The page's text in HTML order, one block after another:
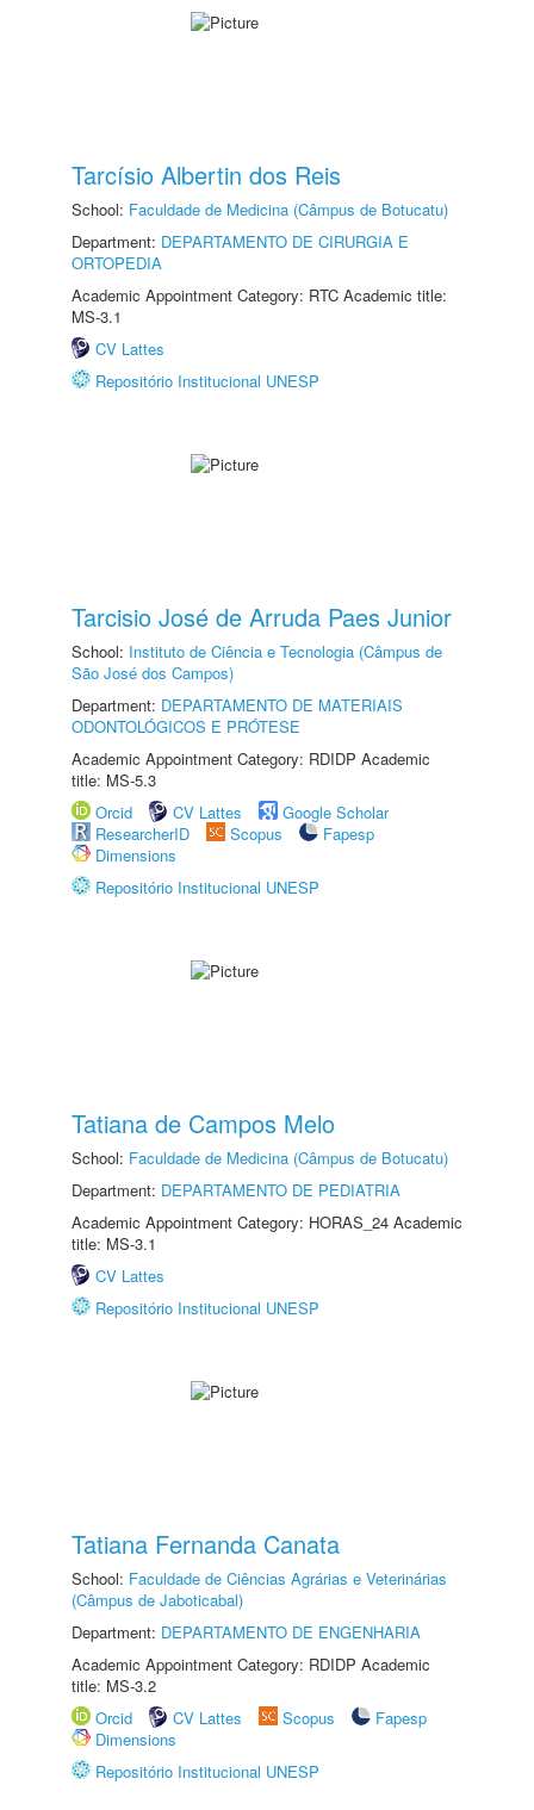
Tarcísio Albertin dos Reis
School: Faculdade de Medicina (Câmpus de Botucatu)
Department: DEPARTAMENTO DE CIRURGIA E
ORTOPEDIA
Academic Appointment Category: RTC Academic title:
MS-3.1
CV Lattes
Repositório Institucional UNESP
Tarcisio José de Arruda Paes Junior
School: Instituto de Ciência e Tecnologia (Câmpus de
São José dos Campos)
Department: DEPARTAMENTO DE MATERIAIS
ODONTOLÓGICOS E PRÓTESE
Academic Appointment Category: RDIDP Academic
title: MS-5.3
Orcid
CV Lattes
Google Scholar
ResearcherID
Scopus
Fapesp
Dimensions
Repositório Institucional UNESP
Tatiana de Campos Melo
School: Faculdade de Medicina (Câmpus de Botucatu)
Department: DEPARTAMENTO DE PEDIATRIA
Academic Appointment Category: HORAS_24 Academic
title: MS-3.1
CV Lattes
Repositório Institucional UNESP
Tatiana Fernanda Canata
School: Faculdade de Ciências Agrárias e Veterinárias
(Câmpus de Jaboticabal)
Department: DEPARTAMENTO DE ENGENHARIA
Academic Appointment Category: RDIDP Academic
title: MS-3.2
Orcid
CV Lattes Scopus
Fapesp
Dimensions
Repositório Institucional UNESP